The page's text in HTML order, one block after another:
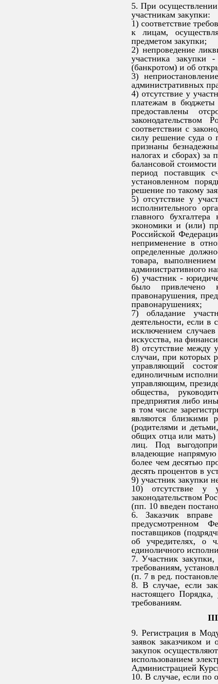
5. При
участникам закупки:
1) соответствие
к лицам,
предметом закупки;
2) непроведение
участника закупки
(банкротом) и об
3)
административных
4) отсутствие у
платежам в бюджеты
предоставлены
соответствии с
силу решение суда о
признаны
налогах и сборах) за
балансовой
период поставщик
установленном
решение по такому
5) отсутствие у
исполнительного
главного
экономики и (или)
Российской
неприменение в
определенные
товара,
административного
6) участник -
было привлечено к
правонарушения,
правонарушениях;
7) обладание
деятельности, если в
исключением
искусства, на
8) отсутствие между
случаи, при которых
управляющий
единоличным
управляющим,
общества,
предприятия либо
в том числе
являются близкими
(родителями и
общих отца или мать)
лиц. Под
владеющие напрямую
более чем десятью
десять процентов в
9) участник закупки
10) отсутствие у
законодательством
(пп. 10 введен
6. Заказчик
предусмотренном
поставщиков
об учредителях, о
единоличного
7. Участник закупки,
требованиям,
(п. 7 в ред.
8. В случае, если
настоящего Порядка,
требованиям.
9. Регистрация в
заявок заказчиком и
закупок
использованием
Администрацией
10. В случае, если по